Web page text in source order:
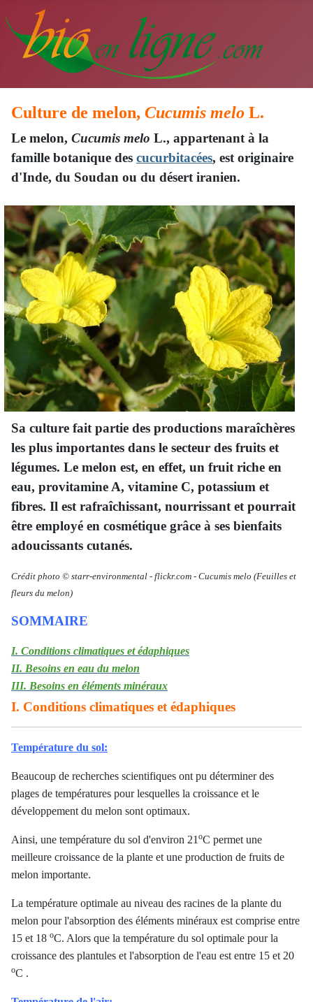
Culture de melon, Cucumis melo L.
Le melon, Cucumis melo L., appartenant à la
famille botanique des cucurbitacées, est originaire
d'Inde, du Soudan ou du désert iranien.
Sa culture fait partie des productions maraîchères
les plus importantes dans le secteur des fruits et
légumes. Le melon est, en effet, un fruit riche en
eau, provitamine A, vitamine C, potassium et
fibres. Il est rafraîchissant, nourrissant et pourrait
être employé en cosmétique grâce à ses bienfaits
adoucissants cutanés.
Crédit photo © starr-environmental - flickr.com - Cucumis melo (Feuilles et
fleurs du melon)
SOMMAIRE
I. Conditions climatiques et édaphiques
II. Besoins en eau du melon
III. Besoins en éléments minéraux
I. Conditions climatiques et édaphiques
Température du sol:
Beaucoup de recherches scientifiques ont pu déterminer des
plages de températures pour lesquelles la croissance et le
développement du melon sont optimaux.
Ainsi, une température du sol d'environ 21 oC permet une
meilleure croissance de la plante et une production de fruits de
melon importante.
La température optimale au niveau des racines de la plante du
melon pour l'absorption des éléments minéraux est comprise entre
15 et 18 oC. Alors que la température du sol optimale pour la
croissance des plantules et l'absorption de l'eau est entre 15 et 20
oC .